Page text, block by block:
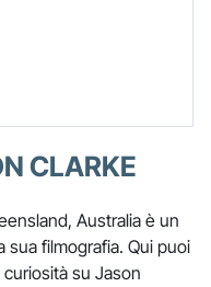
CLARKE
Australia è un
sua filmografia. Qui puoi
su Jason